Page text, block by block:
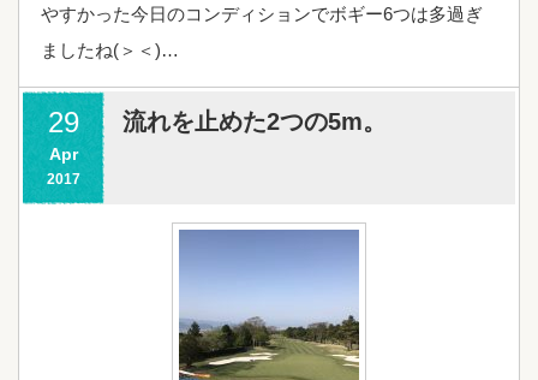
やすかった今日のコンディションでボギー6つは多過ぎ
ましたね(＞＜)…
29
Apr
2017
流れを止めた2つの5m。